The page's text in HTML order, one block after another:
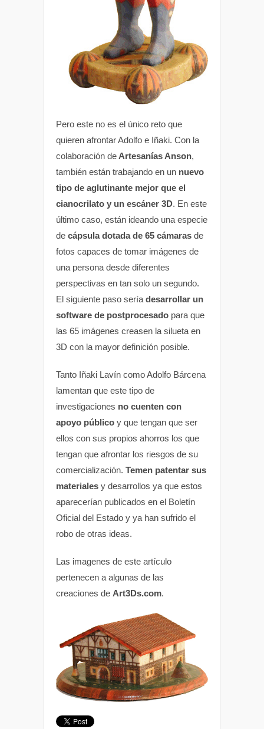
Pero este no es el único reto que
quieren afrontar Adolfo e Iñaki. Con la
colaboración de Artesanías Anson,
también están trabajando en un nuevo
tipo de aglutinante mejor que el
cianocrilato y un escáner 3D. En este
último caso, están ideando una especie
de cápsula dotada de 65 cámaras de
fotos capaces de tomar imágenes de
una persona desde diferentes
perspectivas en tan solo un segundo.
El siguiente paso sería desarrollar un
software de postprocesado para que
las 65 imágenes creasen la silueta en
3D con la mayor definición posible.
Tanto Iñaki Lavín como Adolfo Bárcena
lamentan que este tipo de
investigaciones no cuenten con
apoyo público y que tengan que ser
ellos con sus propios ahorros los que
tengan que afrontar los riesgos de su
comercialización. Temen patentar sus
materiales y desarrollos ya que estos
aparecerían publicados en el Boletín
Oficial del Estado y ya han sufrido el
robo de otras ideas.
Las imagenes de este artículo
pertenecen a algunas de las
creaciones de Art3Ds.com.